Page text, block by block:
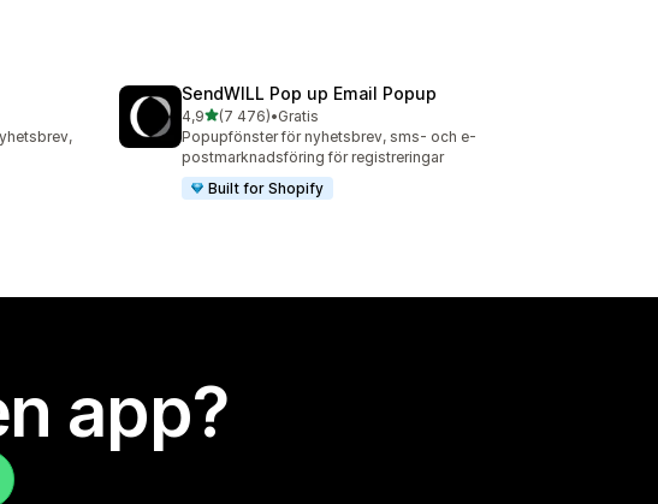
SendWILL Pop up Email Popup
4,9av 5 stjärnor
(7 476)
7476 recensioner totalt
•Gratis
Popupfönster för nyhetsbrev, sms- och e-
postmarknadsföring för registreringar
Built for Shopify
app?